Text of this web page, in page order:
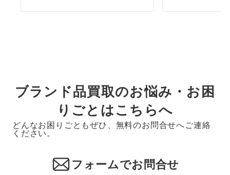
ブランド品買取のお悩み・お困
りごとはこちらへ
どんなお困りごともぜひ、無料のお問合せへご連絡
ください。
フォームでお問合せ